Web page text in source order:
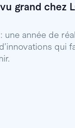
grand chez
une année de
qui